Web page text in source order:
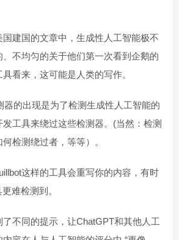
建国的文章中，生成性人工智能极不
不均匀的关于他们第一次看到企鹅的
看来，这可能是人类的写作。
器的出现是为了检测生成性人工智能的
工具来绕过这些检测器。(当然：检测
检测绕过者，等等）。
这样的工具会重写你的内容，有时
难检测到。
不同的提示，让ChatGPT和其他人工